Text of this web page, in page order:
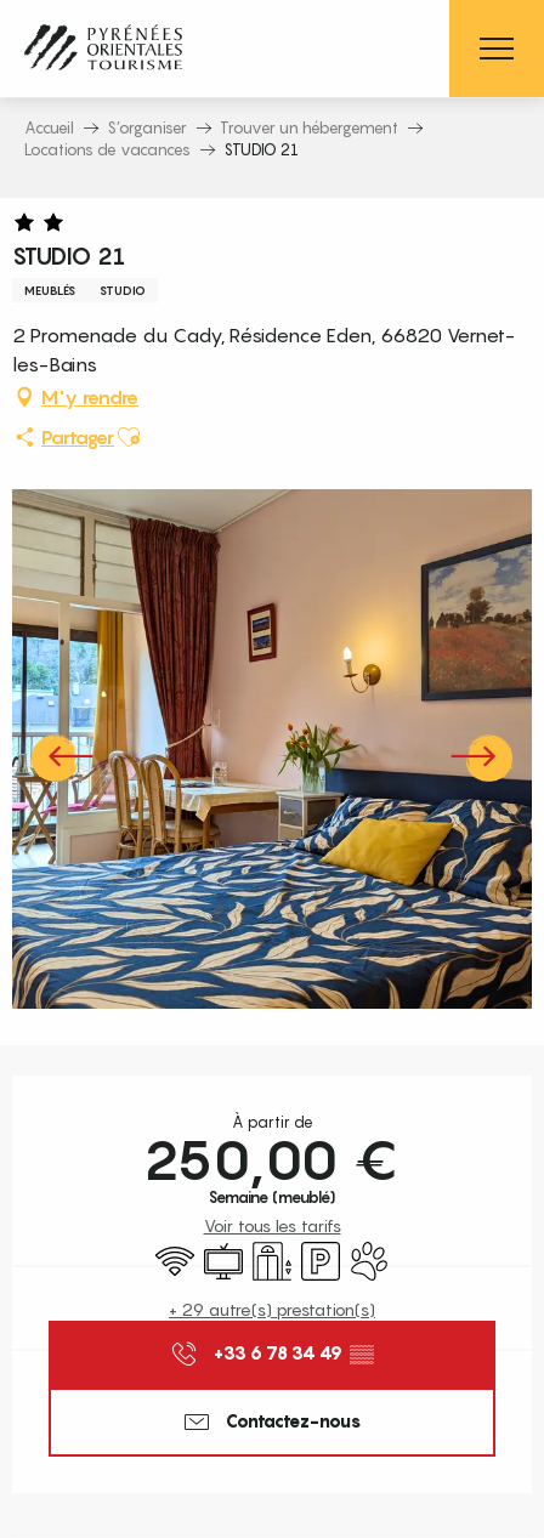
contenu
principal
Accueil S’organiser
Trouver un hébergement
Locations de vacances
STUDIO 21
STUDIO 21
MEUBLÉS STUDIO
2 Promenade du Cady, Résidence Eden, 66820 Vernet-
les-Bains
M'y rendre
PartagerAjouter aux favoris
À partir de
250,00 €
Semaine (meublé)
Voir tous les tarifs
WiFi TélévisionAscenseur
ParkingAnimaux acceptés
+ 29 autre(s) prestation(s)
+33 6 78 34 49 ▒▒
Contactez-nous